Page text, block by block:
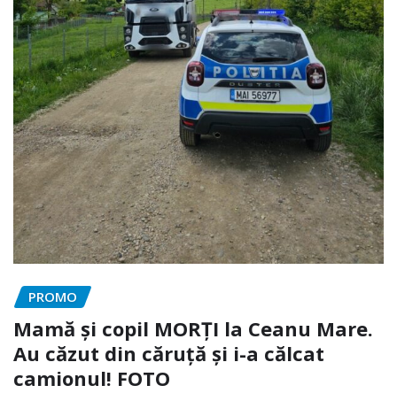
PROMO
Mamă și copil MORȚI la Ceanu Mare.
Au căzut din căruță și i-a călcat
camionul! FOTO